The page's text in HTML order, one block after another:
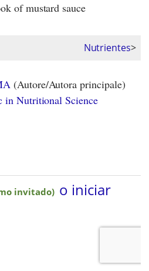
of mustard sauce
Nutrientes>
(Autore/Autora principale)
in Nutritional Science